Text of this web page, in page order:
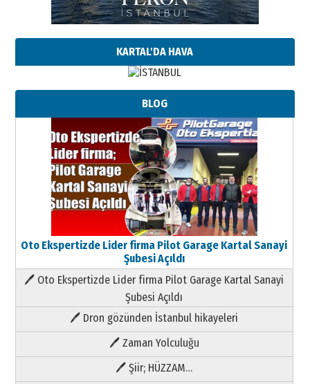
KARTAL'DA HAVA
BLOG
Oto Ekspertizde Lider firma Pilot Garage Kartal Sanayi
Şubesi Açıldı
🖊 Oto Ekspertizde Lider firma Pilot Garage Kartal Sanayi
Şubesi Açıldı
🖊 Dron gözünden İstanbul hikayeleri
🖊 Zaman Yolculuğu
🖊 Şiir; HÜZZAM…